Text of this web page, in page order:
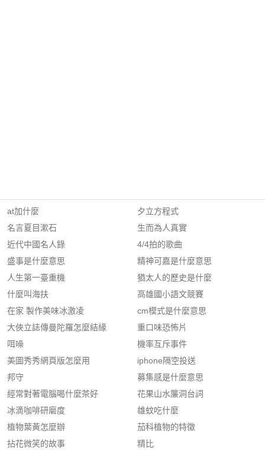
at加什麼
名言夏目漱石
近代中國名人錄
盛事是什麼意思
人生第一臺重機
什麼叫海扶
在家 製作美味冰激凌
大俠立誌傳曼陀羅怎麼結緣
咡噪
美圖秀秀網頁版怎麼用
邦守
經常對著電腦喝什麼茶好
冰滴咖啡研磨度
植物葉黃怎麼辦
拈花微笑的故事
夕立方程式
生而為人真實
4/4拍的歌曲
精神可嘉是什麼意思
猶太人的歷史是什麼
高雄國小語文競賽
cm模式是什麼意思
重口味恐怖片
機率互斥事件
iphone隔空投送
募集感是什麼意思
花果山水簾洞台詞
雄蚊吃什麼
茄科植物的特徵
精比